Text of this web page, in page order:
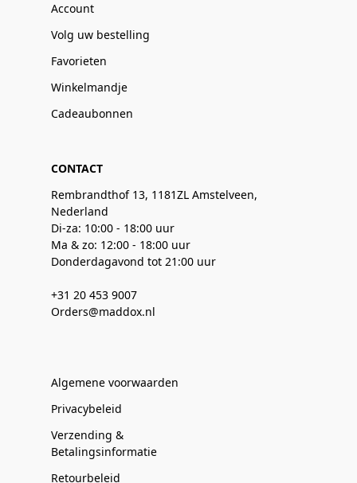
Account
Volg uw bestelling
Favorieten
Winkelmandje
Cadeaubonnen
CONTACT
Rembrandthof 13, 1181ZL Amstelveen,
Nederland
Di-za: 10:00 - 18:00 uur
Ma & zo: 12:00 - 18:00 uur
Donderdagavond tot 21:00 uur
+31 20 453 9007
Orders@maddox.nl
Algemene voorwaarden
Privacybeleid
Verzending &
Betalingsinformatie
Retourbeleid